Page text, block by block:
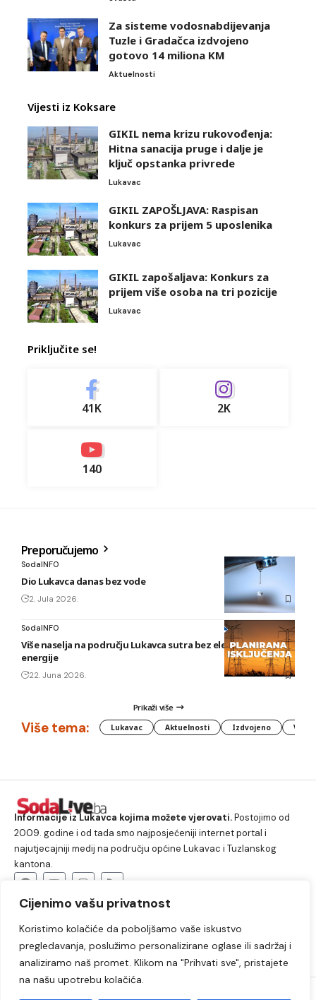
Cijenimo vašu privatnost
Koristimo kolačiće da poboljšamo vaše iskustvo
pregledavanja, poslužimo personalizirane oglase ili sadržaj i
analiziramo naš promet. Klikom na "Prihvati sve", pristajete
na našu upotrebu kolačića.
Za sisteme vodosnabdijevanja
Tuzle i Gradačca izdvojeno
gotovo 14 miliona KM
Aktuelnosti
Vijesti iz Koksare
GIKIL nema krizu rukovođenja:
Hitna sanacija pruge i dalje je
ključ opstanka privrede
Lukavac
GIKIL ZAPOŠLJAVA: Raspisan
konkurs za prijem 5 uposlenika
Lukavac
GIKIL zapošaljava: Konkurs za
prijem više osoba na tri pozicije
Lukavac
Priključite se!
41K 2K
140
Preporučujemo
SodaINFO
Dio Lukavca danas bez vode
2. Jula 2026.
SodaINFO
Više naselja na području Lukavca sutra bez električne
energije
22. Juna 2026.
Prikaži više
Više tema: Lukavac Aktuelnosti Izdvojeno
Informacije iz Lukavca kojima možete vjerovati.Postojimo od
2009. godine i od tada smo najposjećeniji internet portal i
najutjecajniji medij na području općine Lukavac i Tuzlanskog
kantona.
Lukavac Društvo Crna hronika
Sport
Kultura
Kolumne Slobodno vrijeme